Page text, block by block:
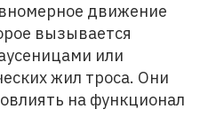
движение
вызывается
или
жил троса. Они
на функционал